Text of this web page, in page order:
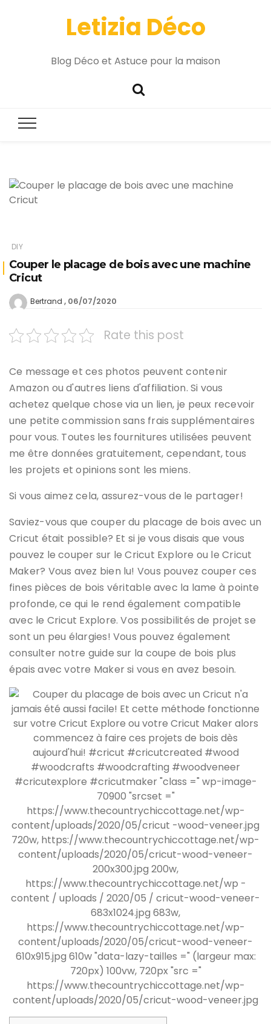
Letizia Déco
Blog Déco et Astuce pour la maison
DIY
Couper le placage de bois avec une machine
Cricut
Bertrand 06/07/2020
Rate this post
Ce message et ces photos peuvent contenir
Amazon ou d'autres liens d'affiliation. Si vous
achetez quelque chose via un lien, je peux recevoir
une petite commission sans frais supplémentaires
pour vous. Toutes les fournitures utilisées peuvent
me être données gratuitement, cependant, tous
les projets et opinions sont les miens.
Si vous aimez cela, assurez-vous de le partager!
Saviez-vous que couper du placage de bois avec un
Cricut était possible? Et si je vous disais que vous
pouvez le couper sur le Cricut Explore ou le Cricut
Maker? Vous avez bien lu! Vous pouvez couper ces
fines pièces de bois véritable avec la lame à pointe
profonde, ce qui le rend également compatible
avec le Cricut Explore. Vos possibilités de projet se
sont un peu élargies! Vous pouvez également
consulter notre guide sur la coupe de bois plus
épais avec votre Maker si vous en avez besoin.